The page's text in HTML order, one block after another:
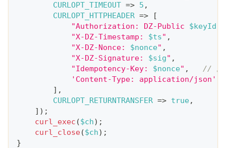
CURLOPT_TIMEOUT => 5 ,
CURLOPT_HTTPHEADER =>
[
"Authorization: DZ-Public $keyId
"X-DZ-Timestamp: $ts" ,
"X-DZ-Nonce: $nonce" ,
"X-DZ-Signature: $sig" ,
"Idempotency-Key: $nonce" ,
'Content-Type: application/json'
] ,
CURLOPT_RETURNTRANSFER => true,
] ) ;
curl_exec ($ch) ;
curl_close($ch) ;
}